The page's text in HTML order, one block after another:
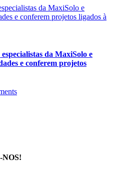
da MaxiSolo e
e conferem projetos ligados à
da MaxiSolo e
e conferem projetos
NOS!